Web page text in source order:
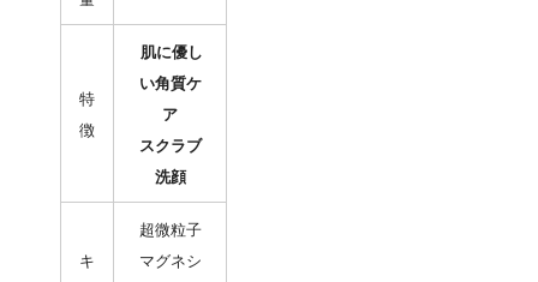
特
徴
肌に優し
い角質ケ
ア
スクラブ
洗顔
キ
超微粒子
マグネシ